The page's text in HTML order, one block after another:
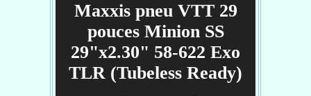
Maxxis pneu VTT 29
pouces Minion SS
29"x2.30" 58-622 Exo
TLR (Tubeless Ready)